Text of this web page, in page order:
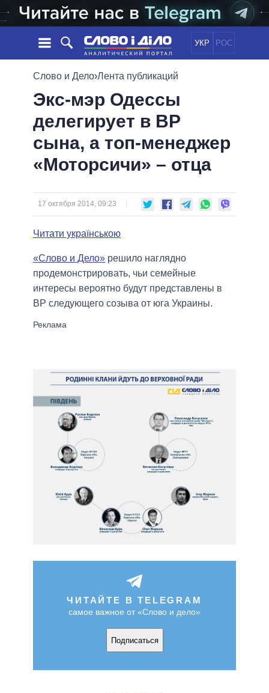
УКР РОС
НОВОСТИ
ЛЕНТА
СОБЫТИЯ
СТАТЬИ
МНЕНИЯ
ОБЗОРЫ
ДАЙДЖЕСТЫ
ПОЛИТИКА
ЭКОНОМИКА
ОБЩЕСТВО
ОБЕЩАНИЯ
ПОЛИТИКИ
ВСЕ ПОЛИТИКИ
ПРЕЗИДЕНТ И ОФИС
ВЕРХОВНАЯ РАДА
КАБИНЕТ МИНИСТРОВ
ВСЕ ПЕРСОНЫ
ПОДДЕРЖАТЬ
СРАВНЕНИЕ ПОЛИТИКОВ
Слово и Дело›Лента публикаций
Экс-мэр Одессы
делегирует в ВР
сына, а топ-менеджер
«Моторсичи» – отца
17 октября 2014, 09:23
Читати українською
«Слово и Дело» решило наглядно
продемонстрировать, чьи семейные
интересы вероятно будут представлены в
ВР следующего созыва от юга Украины.
ЧИТАЙТЕ В TELEGRAM
самое важное от «Слово и дело»
Подписаться